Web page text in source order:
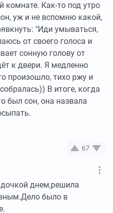
Как-то под утро
уж и не вспомню какой,
"Иди умываться,
от своего голоса и
сонную голову от
к двери. Я медленно
произошло, тихо ржу и
В итоге, когда
был сон, она назвала
67
днем,решила
было в